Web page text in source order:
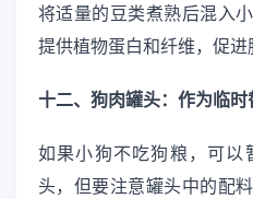
将适量的豆类煮熟后混入
提供植物蛋白和纤维，促进
十二、狗肉罐头：作为临时
如果小狗不吃狗粮，可以
头，但要注意罐头中的配